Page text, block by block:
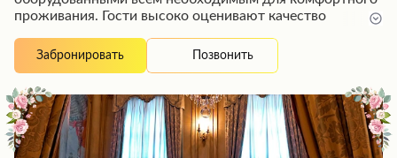
проживания. Гости высоко оценивают качество
обеспечивающие отличный отдых. В номерах
предусмотрены халаты, тапочки, фен и набор
ресторан с вкусной и разнообразной кухней,
тренажерный зал, сауна и бассейн с комфортной
температурой воды. Отмечается профессиональное и
вежливое обслуживание персонала, быстрая
Забронировать Позвонить